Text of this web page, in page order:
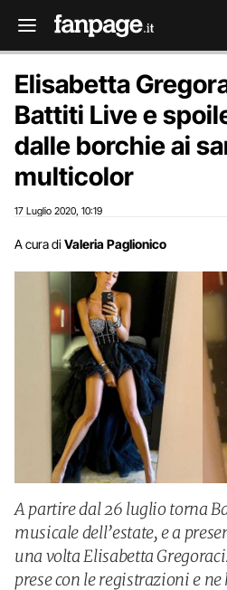
Elisabetta
Battiti Live e
dalle borchie ai
multicolor
17 Luglio 2020 10:19
A cura di Valeria Paglionico
A partire dal 26 luglio torna
musicale dell’estate, e a
una volta Elisabetta
prese con le registrazioni e